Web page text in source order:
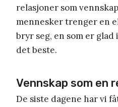
relasjoner som
mennesker trenger en
bryr seg, en som er glad
det beste.
Vennskap som en
De siste dagene har vi